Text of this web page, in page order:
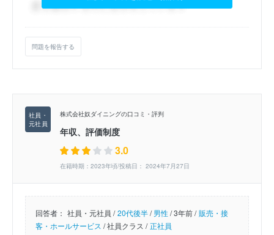
問題を報告する
株式会社奴ダイニングの口コミ・評判
年収、評価制度
3.0
在籍時期：2023年頃/投稿日： 2024年7月27日
回答者： 社員・元社員 / 20代後半/男性/3年前 / 販売・接
客・ホールサービス /社員クラス / 正社員